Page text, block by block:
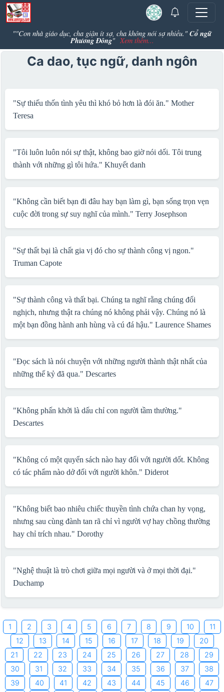
""Con nhà giáo dục, cha giận ít sợ, cha không nói sợ nhiều." Cổ ngữ
Phương Đông" Xem thêm...
Ca dao, tục ngữ, danh ngôn
"Sự thiếu thốn tình yêu thì khó bỏ hơn là đói ăn." Mother
Teresa
"Tôi luôn luôn nói sự thật, không bao giờ nói dối. Tôi trung
thành với những gì tôi hứa." Khuyết danh
"Không cần biết bạn đi đâu hay bạn làm gì, bạn sống trọn vẹn
cuộc đời trong sự suy nghĩ của mình." Terry Josephson
"Sự thất bại là chất gia vị đó cho sự thành công vị ngon."
Truman Capote
"Sự thành công và thất bại. Chúng ta nghĩ rằng chúng đối
nghịch, nhưng thật ra chúng nó không phải vậy. Chúng nó là
một bạn đồng hành anh hùng và cú đá hậu." Laurence Shames
"Đọc sách là nói chuyện với những người thành thật nhất của
những thế kỷ đã qua." Descartes
"Không phấn khởi là dấu chỉ con người tầm thường."
Descartes
"Không có một quyển sách nào hay đối với người dốt. Không
có tác phẩm nào dở đối với người khôn." Diderot
"Không biết bao nhiêu chiếc thuyền tình chứa chan hy vọng,
nhưng sau cùng đành tan rã chỉ vì người vợ hay chồng thường
hay chỉ trích nhau." Dorothy
"Nghệ thuật là trò chơi giữa mọi người và ở mọi thời đại."
Duchamp
1 2 3 4 5 6 7 8 9 10
11
12
13 14 15 16 17 18 19
20
21
22 23 24 25 26 27 28
29
30
31 32 33 34 35 36 37
38
39
40 41 42 43 44 45 46
47